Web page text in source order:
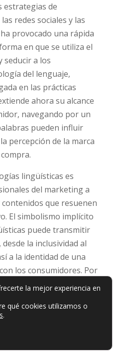
estrategias de
redes sociales y las
provocado una rápida
en que se utiliza el
seducir a los
del lenguaje,
en las prácticas
ahora su alcance
navegando por un
pueden influir
percepción de la marca
lingüísticas es
del marketing a
que resuenen
El simbolismo implícito
puede transmitir
la inclusividad al
a la identidad de una
los consumidores. Por
vernácula en la
una conexión auténtica
que el uso
globales, como
a un mercado más
la mejor experiencia en
qué cookies utilizamos o
.